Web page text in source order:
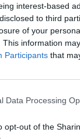
interest-based
to third
of your
This information
Participants that
Data Processing
opt-out of the